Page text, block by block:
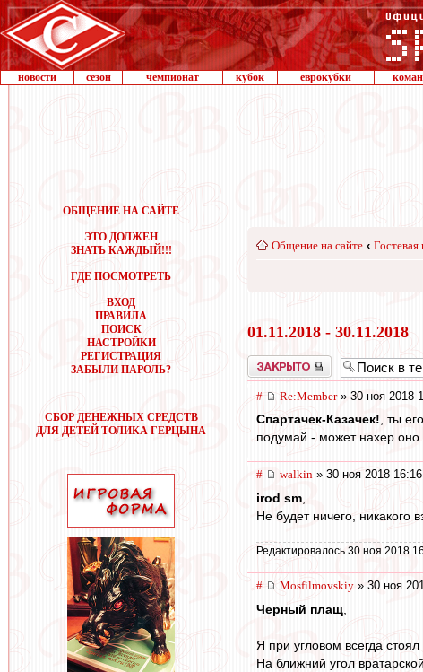
новости сезон чемпионат кубок еврокубки
ОБЩЕНИЕ НА САЙТЕ
ЭТО ДОЛЖЕН
ЗНАТЬ КАЖДЫЙ!!!
ГДЕ ПОСМОТРЕТЬ
ВХОД
ПРАВИЛА
ПОИСК
НАСТРОЙКИ
РЕГИСТРАЦИЯ
ЗАБЫЛИ ПАРОЛЬ?
СБОР ДЕНЕЖНЫХ СРЕДСТВ
ДЛЯ ДЕТЕЙ ТОЛИКА ГЕРЦЫНА
Общение на сайте ‹
01.11.2018 - 30.11.2018
Закрыто
# Re:Member» 30 ноя 2018
Спартачек-Казачек!, ты
подумай - может нахер оно
# walkin » 30 ноя 2018 16:16
irod sm
Не будет ничего, никакого
Редактировалось 30 ноя 2018
# Mosfilmovskiy » 30 ноя
Черный плащ
Я при угловом всегда
На ближний угол